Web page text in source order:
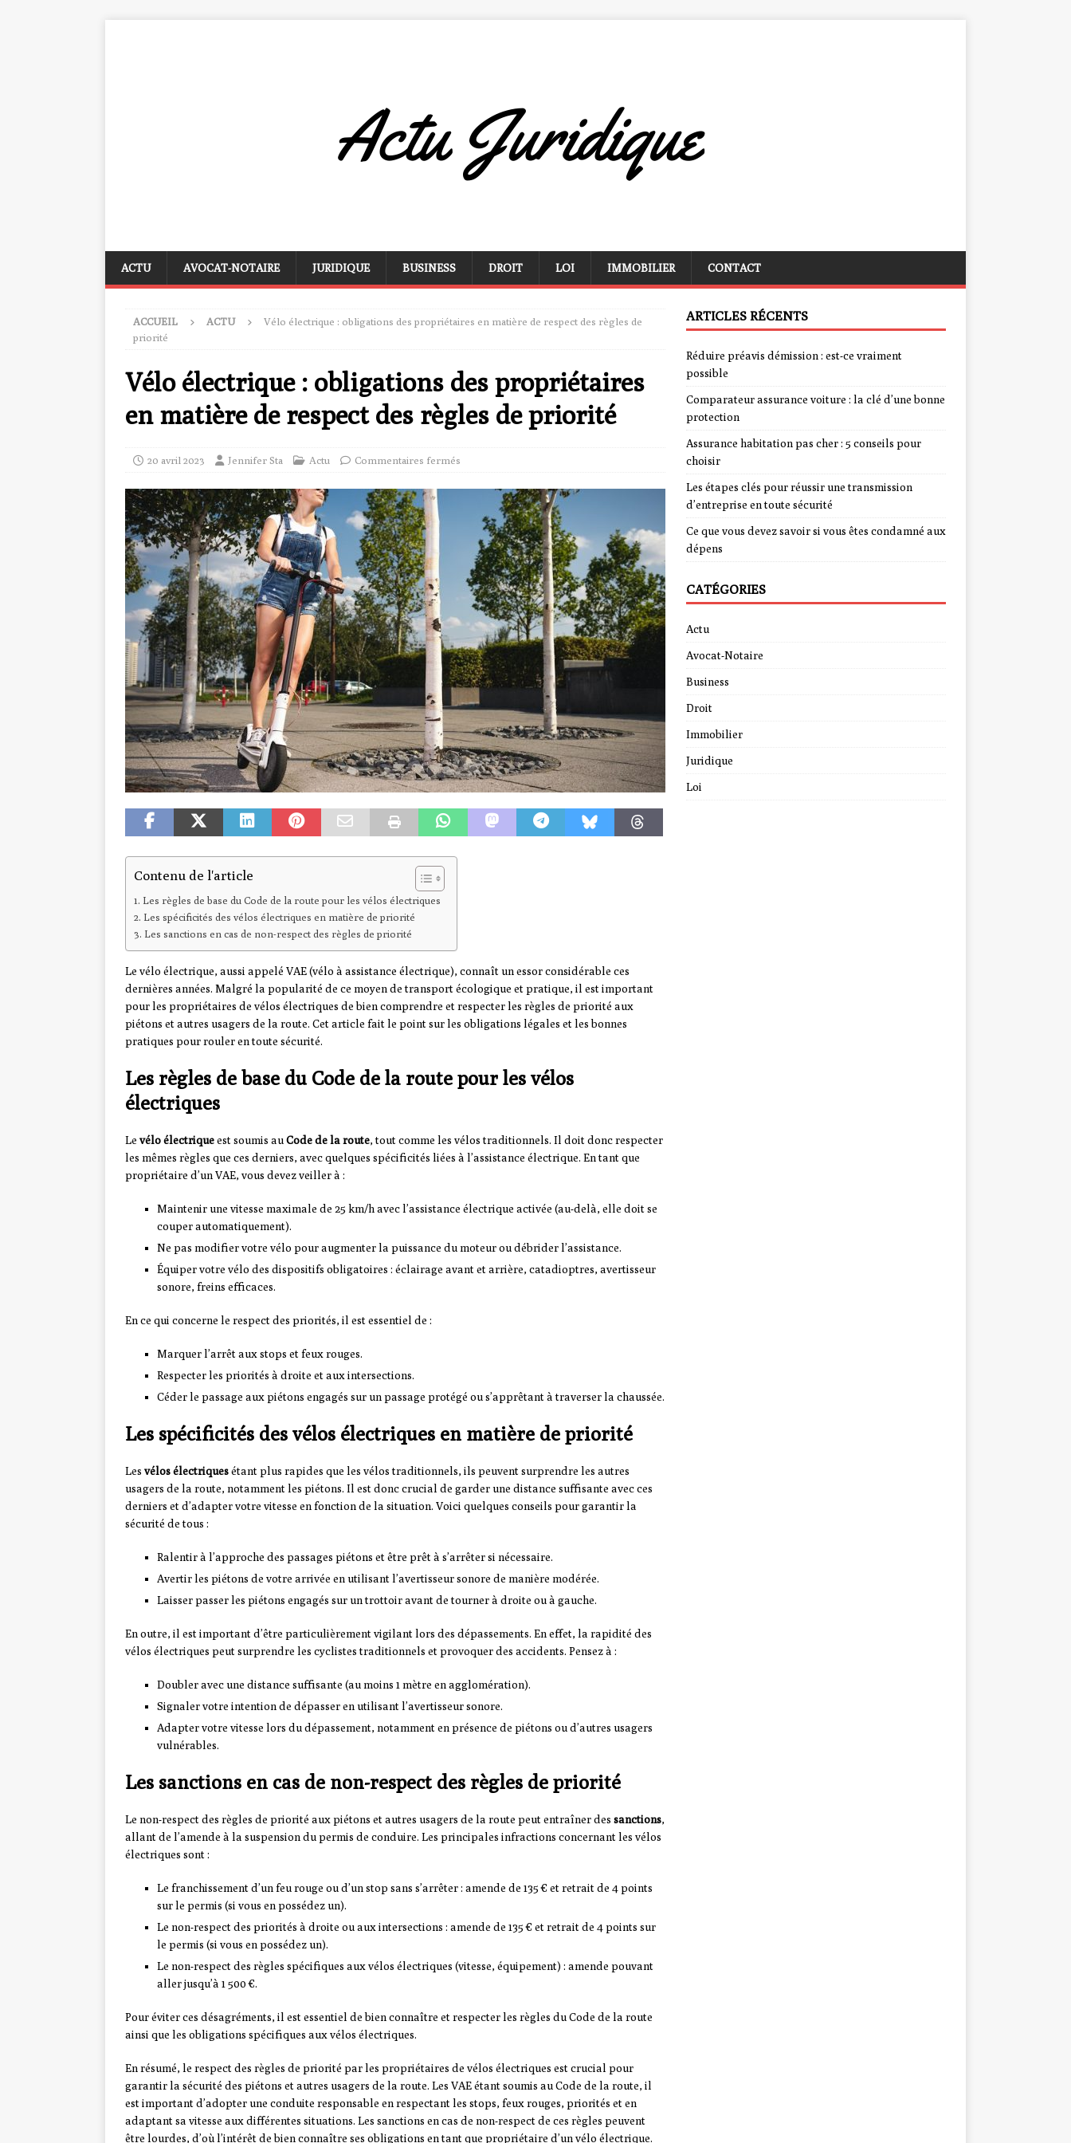
ACTU AVOCAT-NOTAIRE JURIDIQUE BUSINESS DROIT LOI IMMOBILIER CONTACT
ACCUEIL ACTU
Vélo électrique : obligations des propriétaires en matière de respect des règles de
priorité
Vélo électrique : obligations des propriétaires
en matière de respect des règles de priorité
20 avril 2023 Jennifer Sta Actu Commentaires fermés
Contenu de l'article
Les règles de base du Code de la route pour les vélos électriques
Les spécificités des vélos électriques en matière de priorité
Les sanctions en cas de non-respect des règles de priorité
Le vélo électrique, aussi appelé VAE (vélo à assistance électrique), connaît un essor considérable ces
dernières années. Malgré la popularité de ce moyen de transport écologique et pratique, il est important
pour les propriétaires de vélos électriques de bien comprendre et respecter les règles de priorité aux
piétons et autres usagers de la route. Cet article fait le point sur les obligations légales et les bonnes
pratiques pour rouler en toute sécurité.
Les règles de base du Code de la route pour les vélos
électriques
Le vélo électriqueest soumis auCode de la route, tout comme les vélos traditionnels. Il doit donc respecter
les mêmes règles que ces derniers, avec quelques spécificités liées à l’assistance électrique. En tant que
propriétaire d’un VAE, vous devez veiller à :
Maintenir une vitesse maximale de 25 km/h avec l’assistance électrique activée (au-delà, elle doit se
couper automatiquement).
Ne pas modifier votre vélo pour augmenter la puissance du moteur ou débrider l’assistance.
Équiper votre vélo des dispositifs obligatoires : éclairage avant et arrière, catadioptres, avertisseur
sonore, freins efficaces.
En ce qui concerne le respect des priorités, il est essentiel de :
Marquer l’arrêt aux stops et feux rouges.
Respecter les priorités à droite et aux intersections.
Céder le passage aux piétons engagés sur un passage protégé ou s’apprêtant à traverser la chaussée.
Les spécificités des vélos électriques en matière de priorité
Les vélos électriquesétant plus rapides que les vélos traditionnels, ils peuvent surprendre les autres
usagers de la route, notamment les piétons. Il est donc crucial de garder une distance suffisante avec ces
derniers et d’adapter votre vitesse en fonction de la situation. Voici quelques conseils pour garantir la
sécurité de tous :
Ralentir à l’approche des passages piétons et être prêt à s’arrêter si nécessaire.
Avertir les piétons de votre arrivée en utilisant l’avertisseur sonore de manière modérée.
Laisser passer les piétons engagés sur un trottoir avant de tourner à droite ou à gauche.
En outre, il est important d’être particulièrement vigilant lors des dépassements. En effet, la rapidité des
vélos électriques peut surprendre les cyclistes traditionnels et provoquer des accidents. Pensez à :
Doubler avec une distance suffisante (au moins 1 mètre en agglomération).
Signaler votre intention de dépasser en utilisant l’avertisseur sonore.
Adapter votre vitesse lors du dépassement, notamment en présence de piétons ou d’autres usagers
vulnérables.
Les sanctions en cas de non-respect des règles de priorité
Le non-respect des règles de priorité aux piétons et autres usagers de la route peut entraîner des sanctions,
allant de l’amende à la suspension du permis de conduire. Les principales infractions concernant les vélos
électriques sont :
Le franchissement d’un feu rouge ou d’un stop sans s’arrêter : amende de 135 € et retrait de 4 points
sur le permis (si vous en possédez un).
Le non-respect des priorités à droite ou aux intersections : amende de 135 € et retrait de 4 points sur
le permis (si vous en possédez un).
Le non-respect des règles spécifiques aux vélos électriques (vitesse, équipement) : amende pouvant
aller jusqu’à 1 500 €.
Pour éviter ces désagréments, il est essentiel de bien connaître et respecter les règles du Code de la route
ainsi que les obligations spécifiques aux vélos électriques.
En résumé, le respect des règles de priorité par les propriétaires de vélos électriques est crucial pour
garantir la sécurité des piétons et autres usagers de la route. Les VAE étant soumis au Code de la route, il
est important d’adopter une conduite responsable en respectant les stops, feux rouges, priorités et en
adaptant sa vitesse aux différentes situations. Les sanctions en cas de non-respect de ces règles peuvent
être lourdes, d’où l’intérêt de bien connaître ses obligations en tant que propriétaire d’un vélo électrique.
ARTICLES RÉCENTS
Réduire préavis démission : est-ce vraiment
possible
Comparateur assurance voiture : la clé d’une bonne
protection
Assurance habitation pas cher : 5 conseils pour
choisir
Les étapes clés pour réussir une transmission
d’entreprise en toute sécurité
Ce que vous devez savoir si vous êtes condamné aux
dépens
CATÉGORIES
Actu
Avocat-Notaire
Business
Droit
Immobilier
Juridique
Loi